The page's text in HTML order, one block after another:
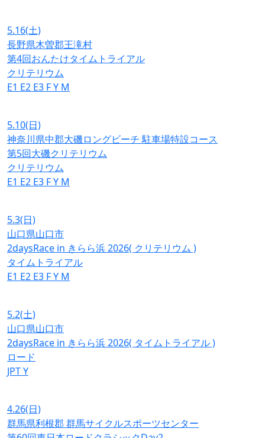
5.16(土)
長野県木曽郡王滝村
第4回おんたけタイムトライアル
クリテリウム
E1 E2 E3 FY M
5.10(日)
神奈川県中郡大磯ロングビーチ 駐車場特設コース
第5回大磯クリテリウム
クリテリウム
E1 E2 E3 FY M
5.3(日)
山口県山口市
2daysRace in きらら浜 2026( クリテリウム )
タイムトライアル
E1 E2 E3 FY M
5.2(土)
山口県山口市
2daysRace in きらら浜 2026( タイムトライアル )
ロード
JPTY
4.26(日)
群馬県利根郡 群馬サイクルスポーツセンター